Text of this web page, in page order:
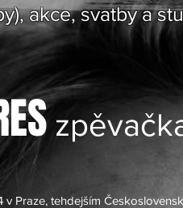
akce, svatby a
v Praze, tehdejším